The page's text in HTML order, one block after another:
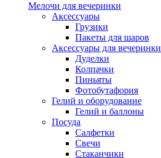
Мелочи для вечеринки
Аксессуары
Грузики
Пакеты для шаров
Аксессуары для вечеринки
Дуделки
Колпачки
Пиньяты
Фотобутафория
Гелий и оборудование
Гелий и баллоны
Посуда
Салфетки
Свечи
Стаканчики